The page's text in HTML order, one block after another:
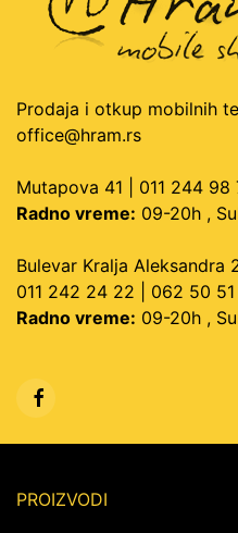
Prodaja i otkup mobilnih
office@hram.rs
Mutapova 41 | 011 244 98
Radno vreme: 09-20h ,
Bulevar Kralja Aleksandra
011 242 24 22 | 062 50
Radno vreme: 09-20h ,
PROIZVODI